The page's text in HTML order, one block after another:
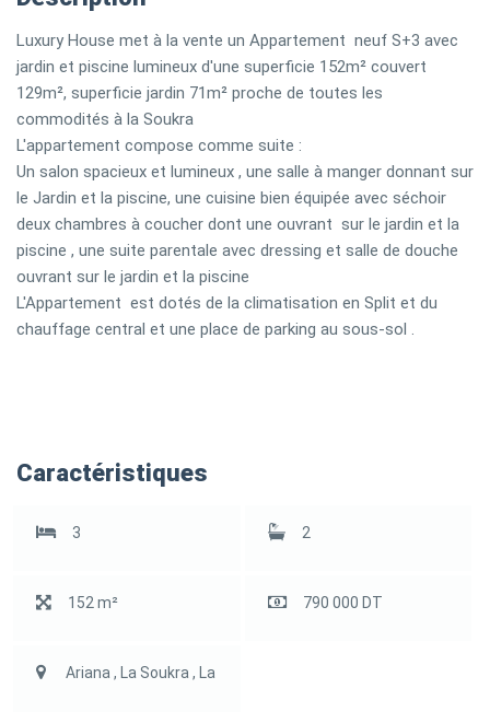
Luxury House met à la vente un Appartement neuf S+3 avec
jardin et piscine lumineux d'une superficie 152m² couvert
129m², superficie jardin 71m² proche de toutes les
commodités à la Soukra
L'appartement compose comme suite :
Un salon spacieux et lumineux , une salle à manger donnant sur
le Jardin et la piscine, une cuisine bien équipée avec séchoir
deux chambres à coucher dont une ouvrant sur le jardin et la
piscine , une suite parentale avec dressing et salle de douche
ouvrant sur le jardin et la piscine
L'Appartement est dotés de la climatisation en Split et du
chauffage central et une place de parking au sous-sol .
Caractéristiques
3 2
152 m² 790 000 DT
Ariana , La Soukra , La